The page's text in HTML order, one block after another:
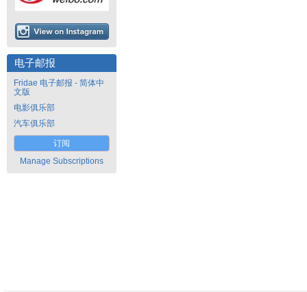
电子邮报
Fridae 电子邮报 - 简体中
文版
电影俱乐部
汽车俱乐部
订阅
Manage Subscriptions